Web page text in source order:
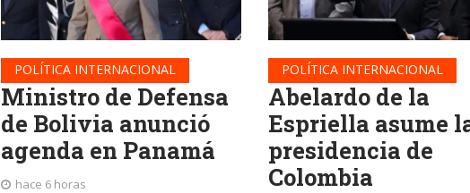
POLÍTICA INTERNACIONAL
Ministro de Defensa
de Bolivia anunció
agenda en Panamá
hace 6 horas
POLÍTICA INTERNACIONAL
Abelardo de la
Espriella asume
presidencia de
Colombia